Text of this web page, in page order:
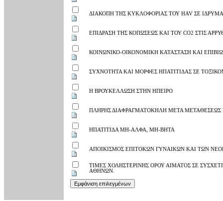
ΔΙΑΚΟΠΗ ΤΗΣ ΚΥΚΛΟΦΟΡΙΑΣ ΤΟΥ HAV ΣΕ
ΕΠΙΔΡΑΣΗ ΤΗΣ ΚΟΠΩΣΕΩΣ ΚΑΙ ΤΟΥ CO2 ΣΤΙΣ
ΚΟΙΝΩΝΙΚΟ-ΟΙΚΟΝΟΜΙΚΗ ΚΑΤΑΣΤΑΣΗ ΚΑΙ
ΣΥΧΝΟΤΗΤΑ ΚΑΙ ΜΟΡΦΕΣ ΗΠΑΤΙΤΙΔΑΣ ΣΕ
Η ΒΡΟΥΚΕΛΛΩΣΗ ΣΤΗΝ ΗΠΕΙΡΟ
ΠΛΗΡΗΣ ΔΙΑΦΡΑΓΜΑΤΟΚΗΛΗ ΜΕΤΑ ΜΕΤΑΘΕΣΕΩΣ
ΗΠΑΤΙΤΙΔΑ ΜΗ-ΑΛΦΑ, ΜΗ-ΒΗΤΑ
ΑΠΟΙΚΙΣΜΟΣ ΕΠΙΤΟΚΩΝ ΓΥΝΑΙΚΩΝ ΚΑΙ ΤΩΝ
ΤΙΜΕΣ ΧΟΛΗΣΤΕΡΙΝΗΣ ΟΡΟΥ ΑΙΜΑΤΟΣ ΣΕ
ΑΘΗΝΩΝ.